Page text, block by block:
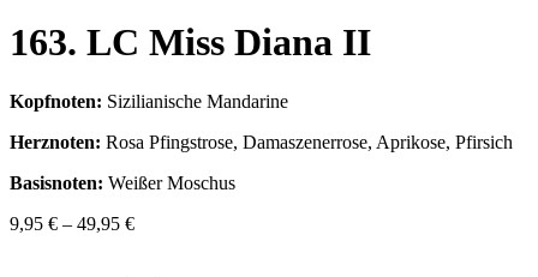
163. LC Miss Diana II
Kopfnoten: Sizilianische Mandarine
Herznoten: Rosa Pfingstrose, Damaszenerrose, Aprikose, Pfirsich
Basisnoten: Weißer Moschus
9,95 € – 49,95 €